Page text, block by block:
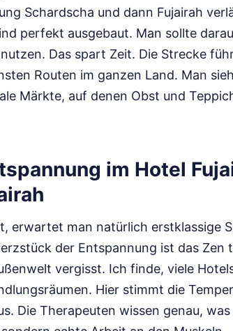
Schardscha und dann Fujairah
perfekt ausgebaut. Man sollte
Das spart Zeit. Die Strecke
Routen im ganzen Land. Man
Märkte, auf denen Obst und
im Hotel
erwartet man natürlich erstklassige
der Entspannung ist das Zen
vergisst. Ich finde, viele
Hier stimmt die
Die Therapeuten wissen genau,